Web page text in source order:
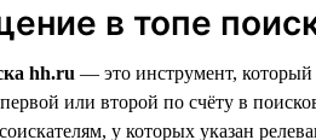
в топе
hh.ru — это инструмент, который
или второй по счёту в
у которых указан